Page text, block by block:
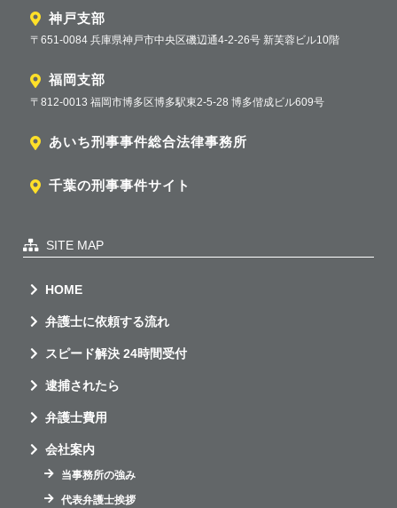
神戸支部
〒651-0084 兵庫県神戸市中央区磯辺通4-2-26号 新芙蓉ビル10階
福岡支部
〒812-0013 福岡市博多区博多駅東2-5-28 博多偕成ビル609号
あいち刑事事件総合法律事務所
千葉の刑事事件サイト
SITE MAP
HOME
弁護士に依頼する流れ
スピード解決 24時間受付
逮捕されたら
弁護士費用
会社案内
当事務所の強み
代表弁護士挨拶